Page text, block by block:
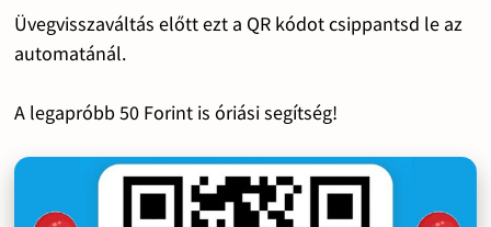
Üvegvisszaváltás előtt ezt a QR kódot csippantsd le az
automatánál.
A legapróbb 50 Forint is óriási segítség!